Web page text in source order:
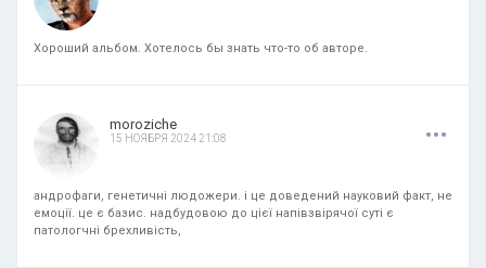
Хороший альбом. Хотелось бы знать что-то об авторе.
moroziche
15 НОЯБРЯ 2024 21:08 ...
андрофаги, генетичні людожери. і це доведений науковий факт, не
емоції. це є базис. надбудовою до цієї напівзвірячої суті є
патологчні брехливість,